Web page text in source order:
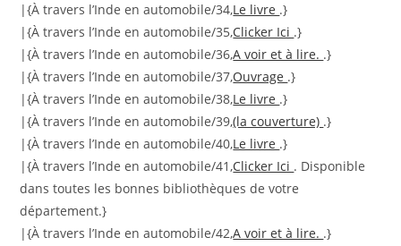
|{À travers l’Inde en automobile/34,Le livre .}
|{À travers l’Inde en automobile/35,Clicker Ici .}
|{À travers l’Inde en automobile/36,A voir et à lire. .}
|{À travers l’Inde en automobile/37,Ouvrage .}
|{À travers l’Inde en automobile/38,Le livre .}
|{À travers l’Inde en automobile/39,(la couverture) .}
|{À travers l’Inde en automobile/40,Le livre .}
|{À travers l’Inde en automobile/41,Clicker Ici . Disponible
dans toutes les bonnes bibliothèques de votre
département.}
|{À travers l’Inde en automobile/42,A voir et à lire. .}